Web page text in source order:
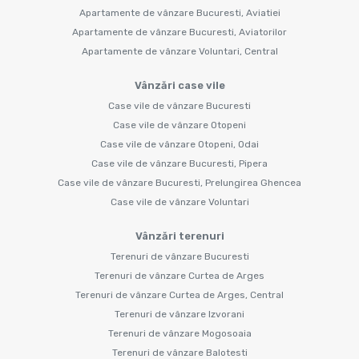
Apartamente de vânzare Bucuresti, Aviatiei
Apartamente de vânzare Bucuresti, Aviatorilor
Apartamente de vânzare Voluntari, Central
Vânzări case vile
Case vile de vânzare Bucuresti
Case vile de vânzare Otopeni
Case vile de vânzare Otopeni, Odai
Case vile de vânzare Bucuresti, Pipera
Case vile de vânzare Bucuresti, Prelungirea Ghencea
Case vile de vânzare Voluntari
Vânzări terenuri
Terenuri de vânzare Bucuresti
Terenuri de vânzare Curtea de Arges
Terenuri de vânzare Curtea de Arges, Central
Terenuri de vânzare Izvorani
Terenuri de vânzare Mogosoaia
Terenuri de vânzare Balotesti